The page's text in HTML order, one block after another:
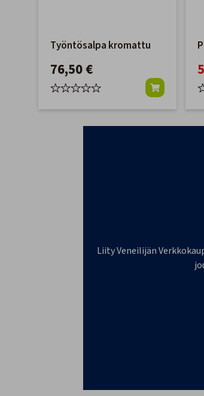
Työntösalpa kromattu
76,50 €
Liity Veneilijän